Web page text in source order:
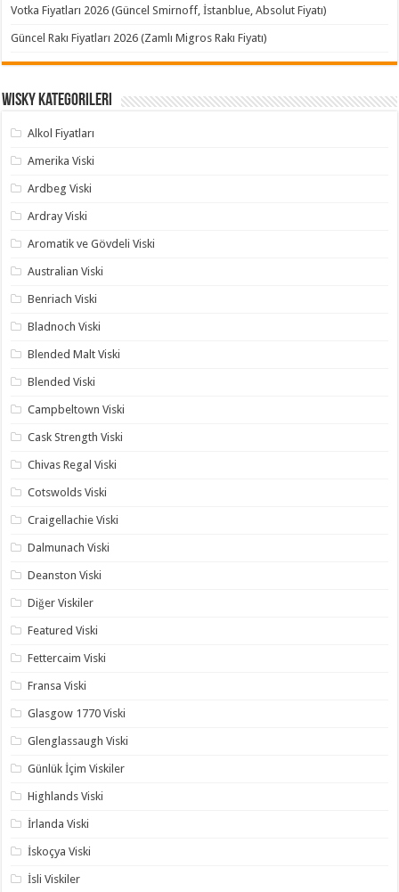
Votka Fiyatları 2026 (Güncel Smirnoff, İstanblue, Absolut Fiyatı)
Güncel Rakı Fiyatları 2026 (Zamlı Migros Rakı Fiyatı)
Wisky Kategorileri
Alkol Fiyatları
Amerika Viski
Ardbeg Viski
Ardray Viski
Aromatik ve Gövdeli Viski
Australian Viski
Benriach Viski
Bladnoch Viski
Blended Malt Viski
Blended Viski
Campbeltown Viski
Cask Strength Viski
Chivas Regal Viski
Cotswolds Viski
Craigellachie Viski
Dalmunach Viski
Deanston Viski
Diğer Viskiler
Featured Viski
Fettercaim Viski
Fransa Viski
Glasgow 1770 Viski
Glenglassaugh Viski
Günlük İçim Viskiler
Highlands Viski
İrlanda Viski
İskoçya Viski
İsli Viskiler